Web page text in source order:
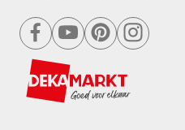
facebookyoutubepinterestinstagram